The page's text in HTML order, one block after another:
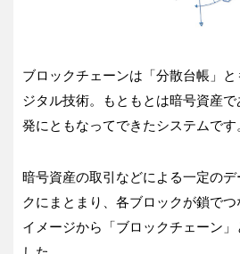
ブロックチェーンは「分散台帳」
ジタル技術。もともとは暗号資産
発にともなってできたシステムです
暗号資産の取引などによる一定の
クにまとまり、各ブロックが鎖で
イメージから「ブロックチェーン